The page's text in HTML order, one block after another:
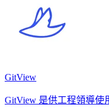
GitView
GitView 是供工程領導使